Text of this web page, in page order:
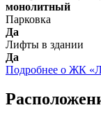
монолитный
Парковка
Да
Лифты в здании
Да
Подробнее о ЖК